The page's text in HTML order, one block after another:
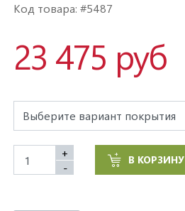
Код товара: #5487
23 475 руб
+
-
В КОРЗИНУ